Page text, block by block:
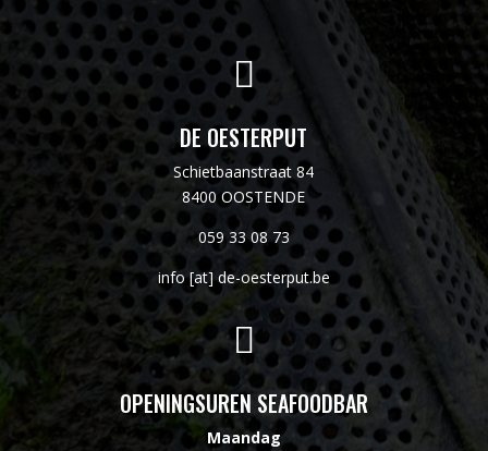

DE OESTERPUT
Schietbaanstraat 84
8400 OOSTENDE
059 33 08 73
info [at] de-oesterput.be

OPENINGSUREN SEAFOODBAR
Maandag